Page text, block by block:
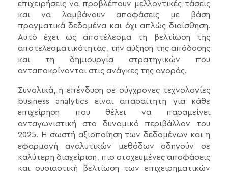
επιχειρήσεις να προβλέπουν μελλοντικές τάσεις
και να λαμβάνουν αποφάσεις με βάση
πραγματικά δεδομένα και όχι απλώς διαίσθηση.
Αυτό έχει ως αποτέλεσμα τη βελτίωση της
αποτελεσματικότητας, την αύξηση της απόδοσης
και τη δημιουργία στρατηγικών που
ανταποκρίνονται στις ανάγκες της αγοράς.
Συνολικά, η επένδυση σε σύγχρονες τεχνολογίες
business analytics είναι απαραίτητη για κάθε
επιχείρηση που θέλει να παραμείνει
ανταγωνιστική στο δυναμικό περιβάλλον του
2025. Η σωστή αξιοποίηση των δεδομένων και η
εφαρμογή αναλυτικών μεθόδων οδηγούν σε
καλύτερη διαχείριση, πιο στοχευμένες αποφάσεις
και ουσιαστική βελτίωση των επιχειρηματικών